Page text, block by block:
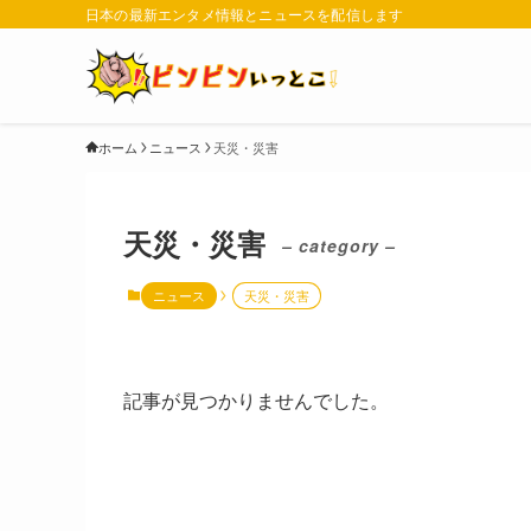
日本の最新エンタメ情報とニュースを配信します
ホーム ニュース 天災・災害
天災・災害 – category –
ニュース 天災・災害
記事が見つかりませんでした。